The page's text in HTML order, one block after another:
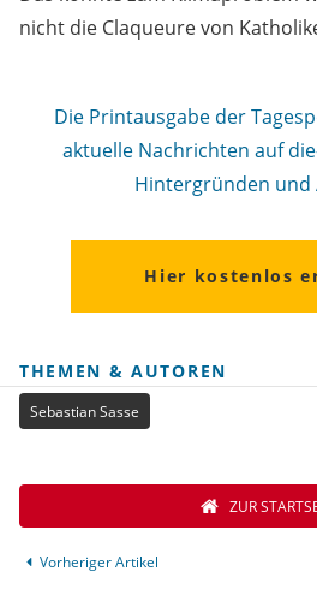
nicht die Claqueure von
Die Printausgabe der
aktuelle Nachrichten auf
Hintergründen und
Hier kostenlos
THEMEN & AUTOREN
Sebastian Sasse
Vorheriger Artikel
ZUR